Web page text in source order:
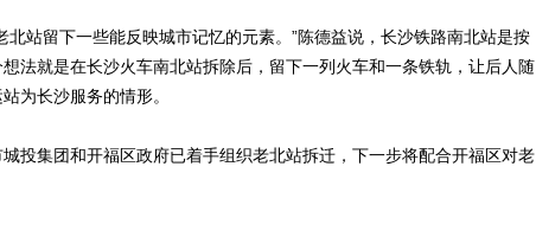
站留下一些能反映城市记忆的元素。”陈德益说，长沙铁路南北站是按
法就是在长沙火车南北站拆除后，留下一列火车和一条铁轨，让后人随
为长沙服务的情形。
集团和开福区政府已着手组织老北站拆迁，下一步将配合开福区对老